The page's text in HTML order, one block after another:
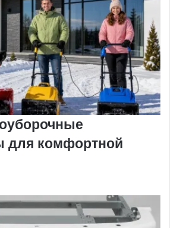
для комфортной